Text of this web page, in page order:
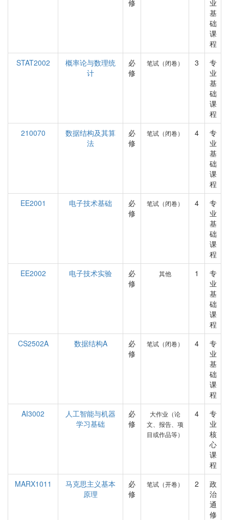
修
业
基
础
课
程
STAT2002
概率论与数理统
计
必
修
笔试（闭卷） 3
专
业
基
础
课
程
210070
数据结构及其算
法
必
修
笔试（闭卷） 4
专
业
基
础
课
程
EE2001
电子技术基础
必
修
笔试（闭卷） 4
专
业
基
础
课
程
EE2002
电子技术实验
必
修
其他 1
专
业
基
础
课
程
CS2502A
数据结构A
必
修
笔试（闭卷） 4
专
业
基
础
课
程
AI3002
人工智能与机器
学习基础
必
修
大作业（论
文、报告、项
目或作品等）
4
专
业
核
心
课
程
MARX1011
马克思主义基本
原理
必
修
笔试（开卷） 2
政
治
通
修